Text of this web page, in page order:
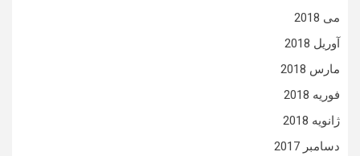
می 2018
آوریل 2018
مارس 2018
فوریه 2018
ژانویه 2018
دسامبر 2017